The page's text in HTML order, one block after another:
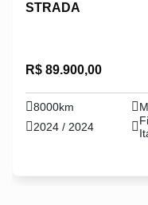
STRADA
R$ 89.900,00
8000km
2024 / 2024